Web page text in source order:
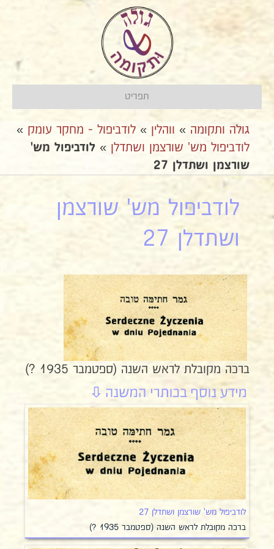
תפריט
גולה ותקומה » ווהלין » לודביפול - מחקר עומק »
לודביפול מש' שורצמן ושתדלן » לודביפול מש'
שורצמן ושתדלן 27
לודביפול מש' שורצמן
ושתדלן 27
ברכה מקובלת לראש השנה (ספטמבר 1935 ?)
לודביפול מש' שורצמן ושתדלן 27
ברכה מקובלת לראש השנה (ספטמבר 1935 ?)